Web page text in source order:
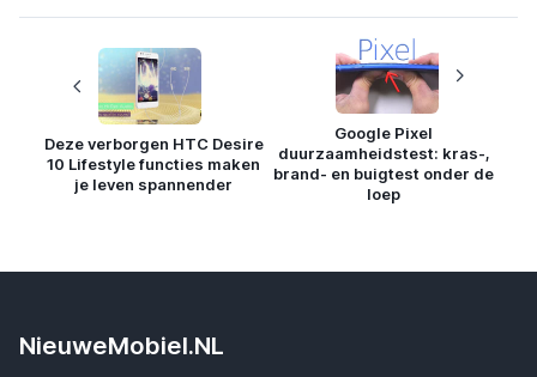
Deze verborgen HTC Desire
10 Lifestyle functies maken
je leven spannender
Google Pixel
duurzaamheidstest: kras-,
brand- en buigtest onder de
loep
NieuweMobiel.NL